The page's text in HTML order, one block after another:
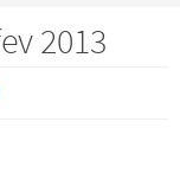
2013